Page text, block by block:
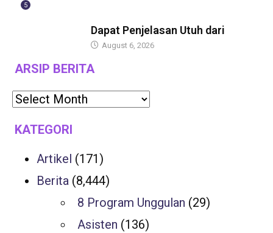
5
Dapat Penjelasan Utuh dari
August 6, 2026
ARSIP BERITA
KATEGORI
Artikel (171)
Berita (8,444)
8 Program Unggulan (29)
Asisten (136)